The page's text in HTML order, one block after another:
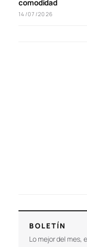
comodidad
14/07/2026
BOLETÍN
Lo mejor del mes,